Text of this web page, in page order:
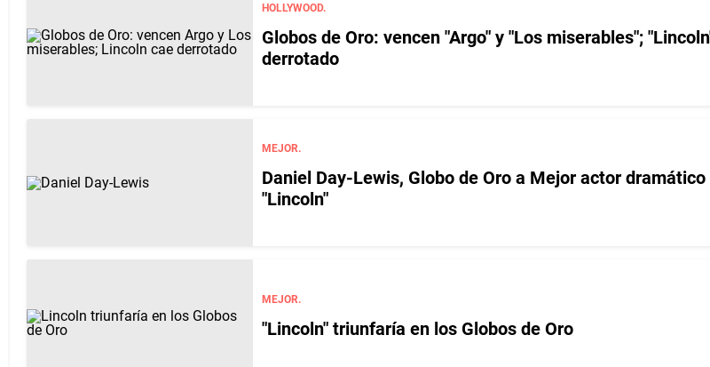
HOLLYWOOD.
Globos de Oro: vencen "Argo" y "Los miserables";
derrotado
MEJOR.
Daniel Day-Lewis, Globo de Oro a Mejor actor dramático
"Lincoln"
MEJOR.
"Lincoln" triunfaría en los Globos de Oro